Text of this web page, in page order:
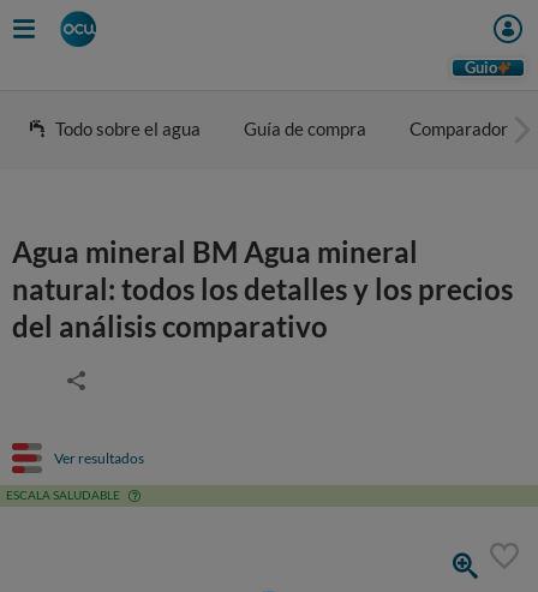
Guio
Todo sobre el agua Guía de compra Comparador
Agua mineral BM Agua mineral
natural: todos los detalles y los precios
del análisis comparativo
Ver resultados
ESCALA SALUDABLE